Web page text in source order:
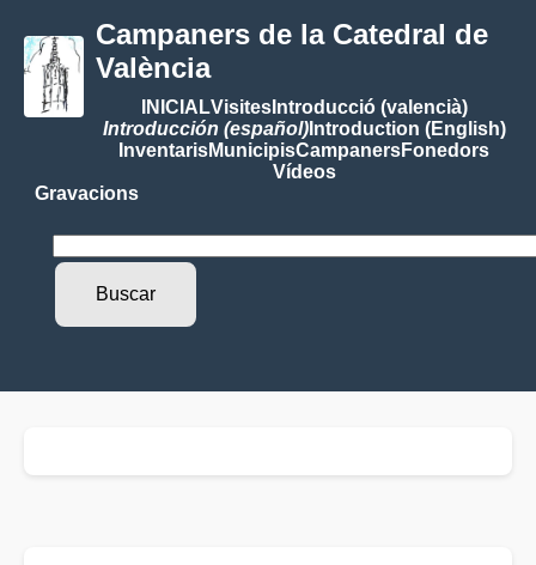
Campaners de la Catedral de
València
INICIALVisitesIntroducció (valencià)
Introducción (español)Introduction (English)
InventarisMunicipisCampanersFonedors
Vídeos
Gravacions